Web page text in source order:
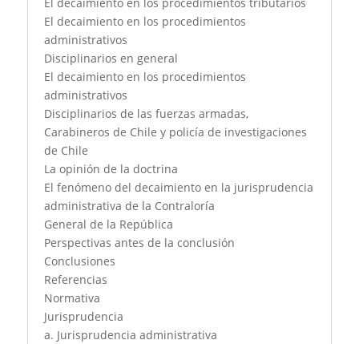
El decaimiento en los procedimientos tributarios
El decaimiento en los procedimientos
administrativos
Disciplinarios en general
El decaimiento en los procedimientos
administrativos
Disciplinarios de las fuerzas armadas,
Carabineros de Chile y policía de investigaciones
de Chile
La opinión de la doctrina
El fenómeno del decaimiento en la jurisprudencia
administrativa de la Contraloría
General de la República
Perspectivas antes de la conclusión
Conclusiones
Referencias
Normativa
Jurisprudencia
a. Jurisprudencia administrativa